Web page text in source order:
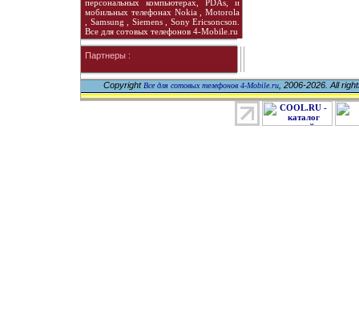
персональных компьютерах, PDAs, и
мобильных телефонах Nokia , Motorola
, Samsung , Siemens , Sony Ericsoncson.
Все для сотовых телефонов 4-Mobile.ru
Партнеры :
Copyright Все для сотовых телефонов 4-Mobile.ru, 2006-2026. All